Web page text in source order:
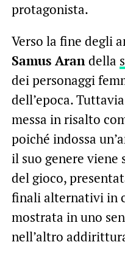
protagonista.
Verso la fine degli
Samus Arandella
dei personaggi
dell’epoca.
messa in risalto
poiché indossa
il suo genere
del gioco,
finali alternativi in
mostrata in uno
nell’altro